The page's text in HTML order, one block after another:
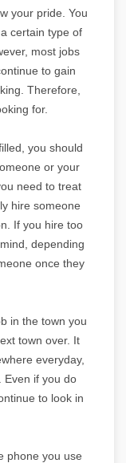
your pride. You
certain type of
most jobs
to gain
Therefore,
for.
you should
or your
need to treat
hire someone
If you hire too
depending
once they
in the town you
town over. It
everyday,
Even if you do
to look in
phone you use